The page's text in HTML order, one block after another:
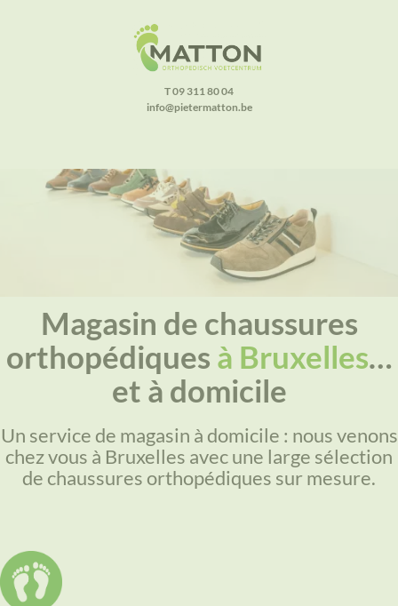
T 09 311 80 04
info@pietermatton.be
Magasin de chaussures
orthopédiques à Bruxelles…
et à domicile
Un service de magasin à domicile : nous venons
chez vous à Bruxelles avec une large sélection
de chaussures orthopédiques sur mesure.